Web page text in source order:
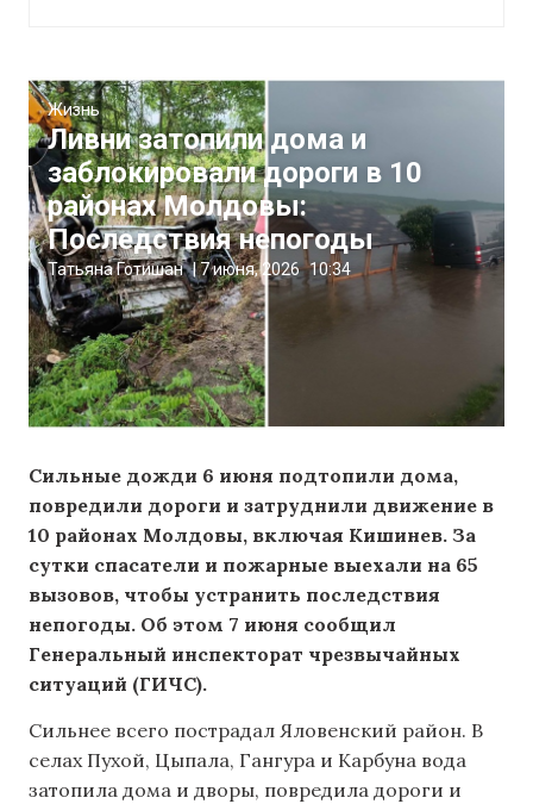
Жизнь
Ливни затопили дома и
заблокировали дороги в 10
районах Молдовы:
Последствия непогоды
Татьяна Готишан |7 июня, 2026 10:34
Сильные дожди 6 июня подтопили дома,
повредили дороги и затруднили движение в
10 районах Молдовы, включая Кишинев. За
сутки спасатели и пожарные выехали на 65
вызовов, чтобы устранить последствия
непогоды. Об этом 7 июня сообщил
Генеральный инспекторат чрезвычайных
ситуаций (ГИЧС).
Сильнее всего пострадал Яловенский район. В
селах Пухой, Цыпала, Гангура и Карбуна вода
затопила дома и дворы, повредила дороги и